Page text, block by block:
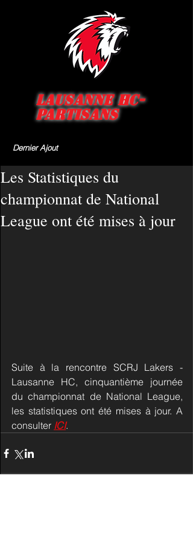
Lausanne HC-
Partisans
Dernier Ajout
Les Statistiques du
championnat de National
League ont été mises à jour
Suite à la rencontre SCRJ Lakers -
Lausanne HC, cinquantième journée
du championnat de National League,
les statistiques ont été mises à jour. A
consulter ICI.